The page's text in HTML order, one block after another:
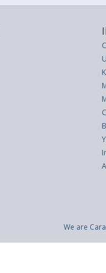
We are